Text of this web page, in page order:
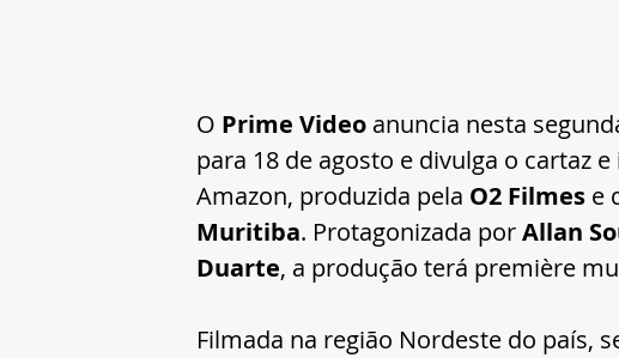
O Prime Video anuncia nesta
para 18 de agosto e divulga o cartaz
Amazon, produzida pela O2 Filmes e
Muritiba. Protagonizada por Allan
Duarte, a produção terá première
Filmada na região Nordeste do país,